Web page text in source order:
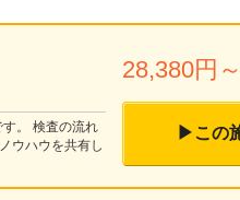
。 検査の流れ
ウハウを共有し
28,380円～
▶この